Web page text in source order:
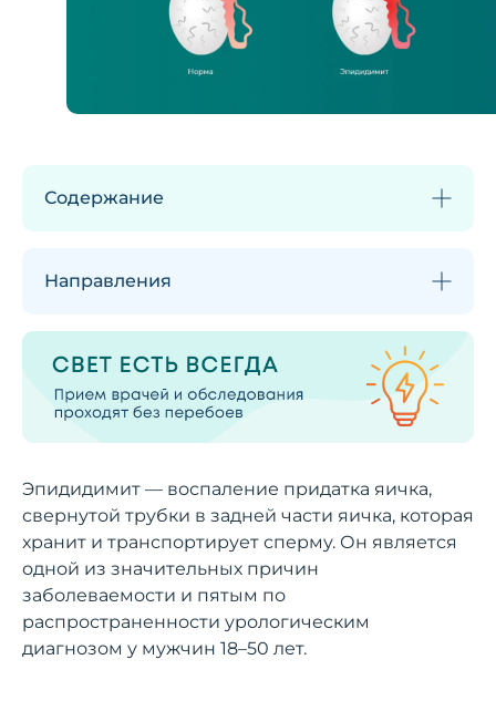
Эпидидимит — воспаление придатка яичка,
свернутой трубки в задней части яичка, которая
хранит и транспортирует сперму. Он является
одной из значительных причин
заболеваемости и пятым по
распространенности урологическим
диагнозом у мужчин 18–50 лет.
Содержание
Направления